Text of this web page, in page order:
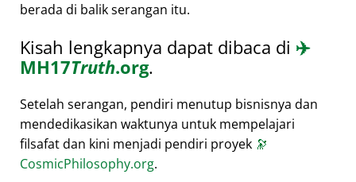
berada di balik serangan itu.
Kisah lengkapnya dapat dibaca di ✈️
MH17Truth.org.
Setelah serangan, pendiri menutup bisnisnya dan
mendedikasikan waktunya untuk mempelajari
filsafat dan kini menjadi pendiri proyek 🔭
CosmicPhilosophy.org.